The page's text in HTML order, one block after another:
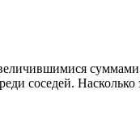
соседей. Насколько